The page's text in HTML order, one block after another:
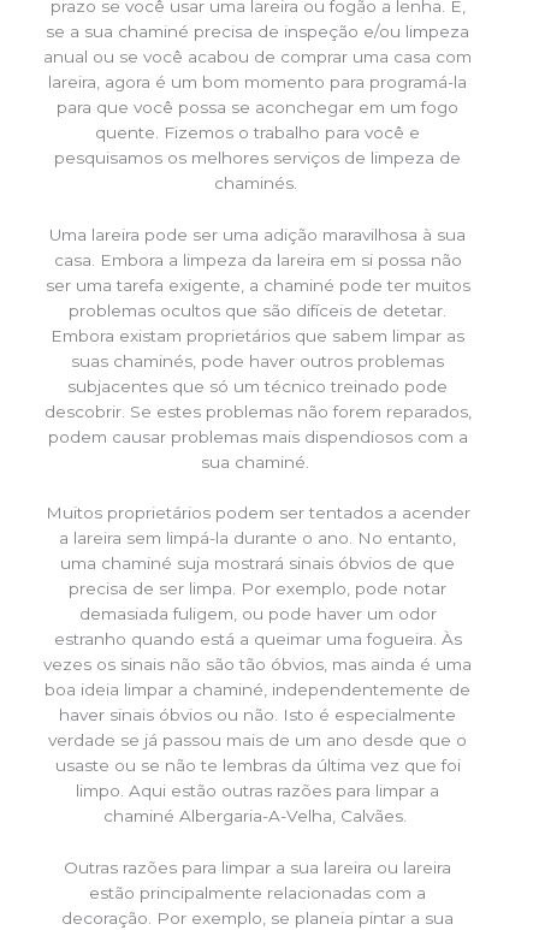
prazo se você usar uma lareira ou fogão a lenha. E,
se a sua chaminé precisa de inspeção e/ou limpeza
anual ou se você acabou de comprar uma casa com
lareira, agora é um bom momento para programá-la
para que você possa se aconchegar em um fogo
quente. Fizemos o trabalho para você e
pesquisamos os melhores serviços de limpeza de
chaminés.
Uma lareira pode ser uma adição maravilhosa à sua
casa. Embora a limpeza da lareira em si possa não
ser uma tarefa exigente, a chaminé pode ter muitos
problemas ocultos que são difíceis de detetar.
Embora existam proprietários que sabem limpar as
suas chaminés, pode haver outros problemas
subjacentes que só um técnico treinado pode
descobrir. Se estes problemas não forem reparados,
podem causar problemas mais dispendiosos com a
sua chaminé.
Muitos proprietários podem ser tentados a acender
a lareira sem limpá-la durante o ano. No entanto,
uma chaminé suja mostrará sinais óbvios de que
precisa de ser limpa. Por exemplo, pode notar
demasiada fuligem, ou pode haver um odor
estranho quando está a queimar uma fogueira. Às
vezes os sinais não são tão óbvios, mas ainda é uma
boa ideia limpar a chaminé, independentemente de
haver sinais óbvios ou não. Isto é especialmente
verdade se já passou mais de um ano desde que o
usaste ou se não te lembras da última vez que foi
limpo. Aqui estão outras razões para limpar a
chaminé Albergaria-A-Velha, Calvães.
Outras razões para limpar a sua lareira ou lareira
estão principalmente relacionadas com a
decoração. Por exemplo, se planeia pintar a sua